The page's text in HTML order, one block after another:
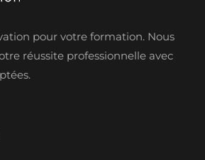
pour votre formation. Nous
réussite professionnelle avec